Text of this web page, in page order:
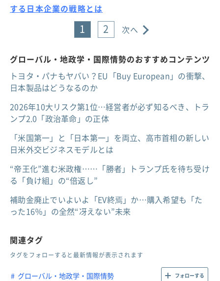
する日本企業の戦略とは
1 2 次へ
グローバル・地政学・国際情勢のおすすめコンテンツ
トヨタ・パナもヤバい？EU「Buy European」の衝撃、
日本製品はどうなるのか
2026年10大リスク第1位…経営者が必ず知るべき、トラ
ンプ2.0「政治革命」の正体
「米国第一」と「日本第一」を両立、高市首相の新しい
日米外交ビジネスモデルとは
“帝王化”進む米政権……「勝者」トランプ氏を待ち受け
る「負け組」の“倍返し”
補助金廃止でいよいよ「EV終焉」か…購入希望も「た
った16％」の全然“冴えない”未来
関連タグ
タグをフォローすると最新情報が表示されます
グローバル・地政学・国際情勢 フォローする